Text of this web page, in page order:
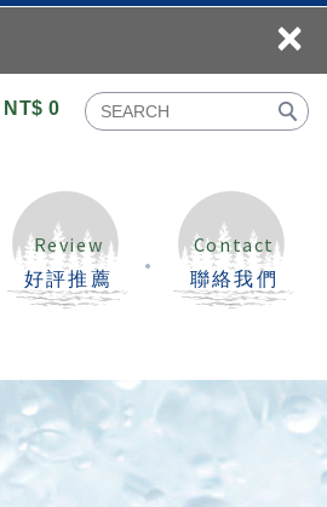
×
NT$ 0
Review
好評推薦
Contact
聯絡我們